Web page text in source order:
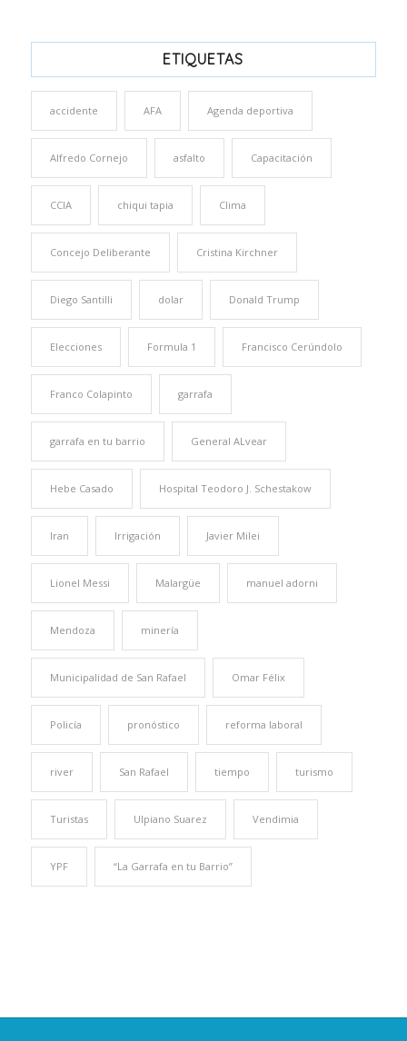
ETIQUETAS
accidente AFA Agenda deportiva
Alfredo Cornejo asfalto Capacitación
CCIA chiqui tapia Clima
Concejo Deliberante Cristina Kirchner
Diego Santilli dolar Donald Trump
Elecciones Formula 1 Francisco Cerúndolo
Franco Colapinto garrafa
garrafa en tu barrio General ALvear
Hebe Casado Hospital Teodoro J. Schestakow
Iran Irrigación Javier Milei
Lionel Messi Malargüe manuel adorni
Mendoza minería
Municipalidad de San Rafael Omar Félix
Policía pronóstico reforma laboral
river San Rafael tiempo turismo
Turistas Ulpiano Suarez Vendimia
YPF “La Garrafa en tu Barrio”